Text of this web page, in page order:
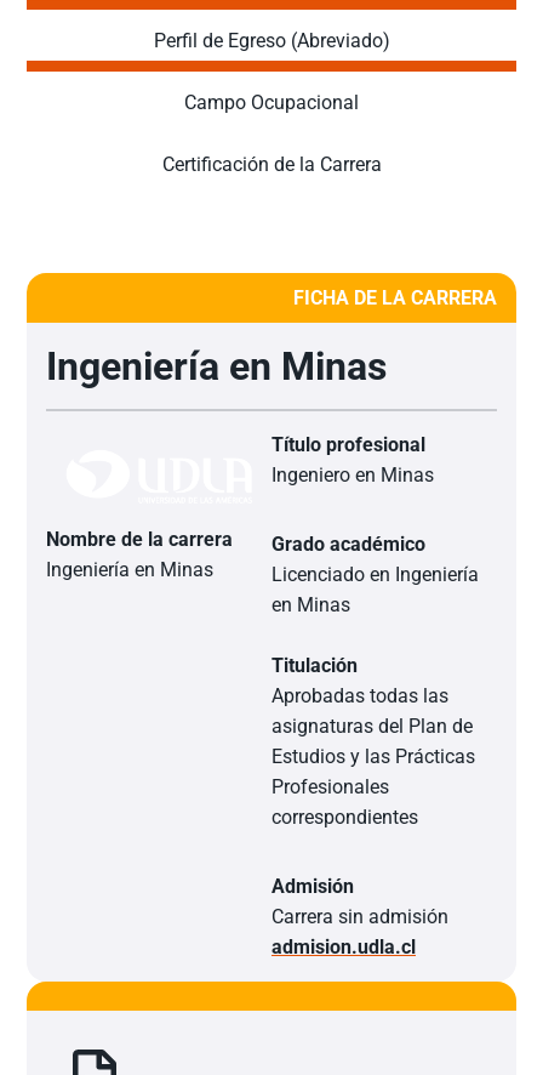
Perfil de Egreso (Abreviado)
Campo Ocupacional
Certificación de la Carrera
FICHA DE LA CARRERA
Ingeniería en Minas
Nombre de la carrera
Ingeniería en Minas
Título profesional
Ingeniero en Minas
Grado académico
Licenciado en Ingeniería
en Minas
Titulación
Aprobadas todas las
asignaturas del Plan de
Estudios y las Prácticas
Profesionales
correspondientes
Admisión
Carrera sin admisión
admision.udla.cl